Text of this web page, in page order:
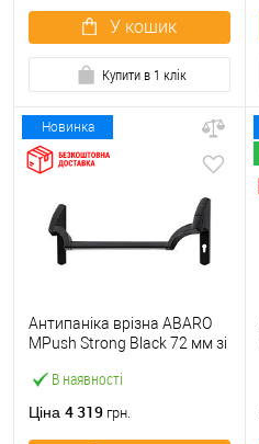
У кошик
Купити в 1 клік
Новинка
В наявності
Антипаніка врізна ABARO
МPush Strong Black 72 мм зі
Ціна 4 319 грн.